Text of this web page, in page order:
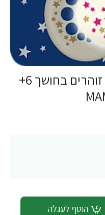
מאמ לילה מוצצי סיליקון זוהרים בחושך 6+
הוסף לעגלה